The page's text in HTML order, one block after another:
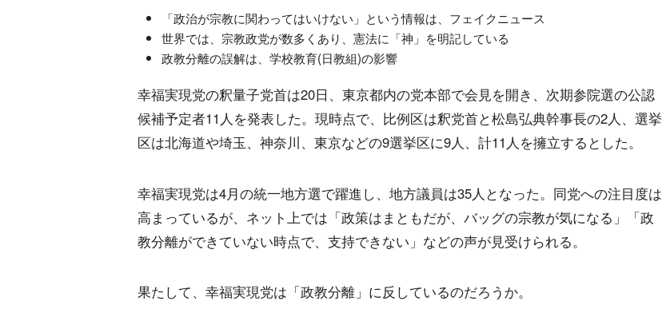
「政治が宗教に関わってはいけない」という情報は、フェイクニュース
世界では、宗教政党が数多くあり、憲法に「神」を明記している
政教分離の誤解は、学校教育(日教組)の影響
幸福実現党の釈量子党首は20日、東京都内の党本部で会見を開き、次期参院選の公認
候補予定者11人を発表した。現時点で、比例区は釈党首と松島弘典幹事長の2人、選挙
区は北海道や埼玉、神奈川、東京などの9選挙区に9人、計11人を擁立するとした。
幸福実現党は4月の統一地方選で躍進し、地方議員は35人となった。同党への注目度は
高まっているが、ネット上では「政策はまともだが、バッグの宗教が気になる」「政
教分離ができていない時点で、支持できない」などの声が見受けられる。
果たして、幸福実現党は「政教分離」に反しているのだろうか。